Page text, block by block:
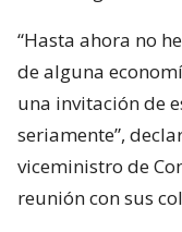
“Hasta ahora no
de alguna
una invitación de
seriamente”,
viceministro de
reunión con sus